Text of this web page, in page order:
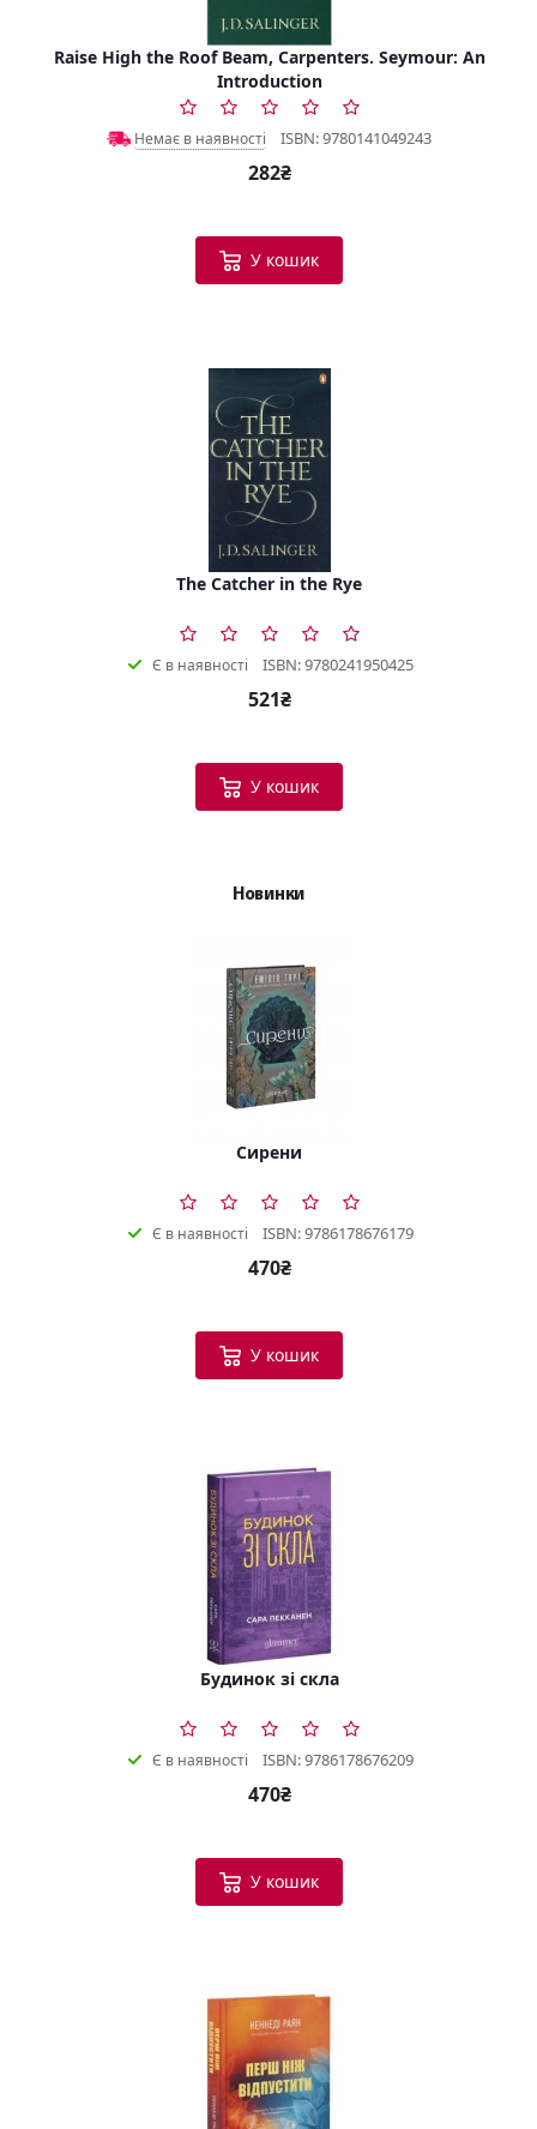
Raise High the Roof Beam, Carpenters. Seymour: An
Introduction
Немає в наявності ISBN: 9780141049243
282₴
У кошик
The Catcher in the Rye
Є в наявності ISBN: 9780241950425
521₴
У кошик
Новинки
Сирени
Є в наявності ISBN: 9786178676179
470₴
У кошик
Будинок зі скла
Є в наявності ISBN: 9786178676209
470₴
У кошик